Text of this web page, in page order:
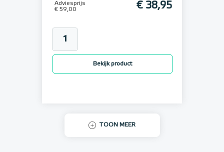
Adviesprijs
€ 59,00
€ 38,95
Bekijk product
TOON MEER